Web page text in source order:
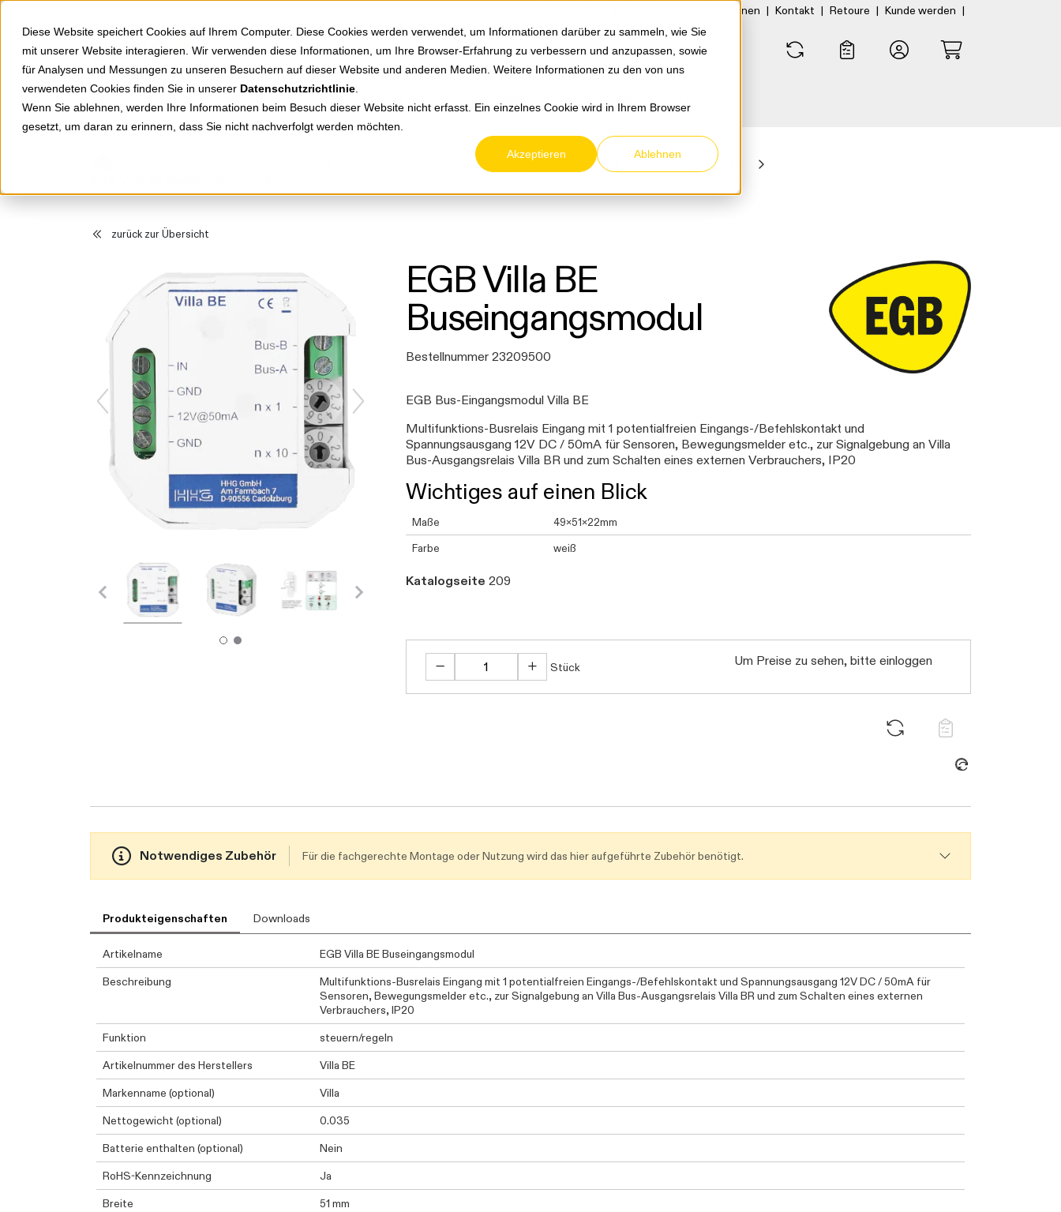
Diese Website speichert Cookies auf Ihrem Computer. Diese Cookies werden verwendet, um Informationen darüber zu sammeln, wie Sie
mit unserer Website interagieren. Wir verwenden diese Informationen, um Ihre Browser-Erfahrung zu verbessern und anzupassen, sowie
für Analysen und Messungen zu unseren Besuchern auf dieser Website und anderen Medien. Weitere Informationen zu den von uns
verwendeten Cookies finden Sie in unserer Datenschutzrichtlinie
Wenn Sie ablehnen, werden Ihre Informationen beim Besuch dieser Website nicht erfasst. Ein einzelnes Cookie wird in Ihrem Browser
gesetzt, um daran zu erinnern, dass Sie nicht nachverfolgt werden möchten.
Akzeptieren Ablehnen
Springe zu Hauptinhalt Ihre Ansprechpartner:innen | Kontakt | Retoure | Kunde werden |
Markenwelten Service & Retouren Karriere Über eltric
Tür-Sprechanlagen
EGB Hausautomation Villa
zurück zur Übersicht
EGB Villa BE
Buseingangsmodul
Bestellnummer 23209500
EGB Bus-Eingangsmodul Villa BE
Multifunktions-Busrelais Eingang mit 1 potentialfreien Eingangs-/Befehlskontakt und
Spannungsausgang 12V DC / 50mA für Sensoren, Bewegungsmelder etc., zur Signalgebung an Villa
Bus-Ausgangsrelais Villa BR und zum Schalten eines externen Verbrauchers, IP20
Wichtiges auf einen Blick
Maße 49x51x22mm
Farbe weiß
Katalogseite 209
Stück Um Preise zu sehen, bitte einloggen Daten werden geladen. Bitte warten...
Notwendiges Zubehör Für die fachgerechte Montage oder Nutzung wird das hier aufgeführte Zubehör benötigt.
Produkteigenschaften Downloads
Artikelname
EGB Villa BE Buseingangsmodul
Beschreibung
Multifunktions-Busrelais Eingang mit 1 potentialfreien Eingangs-/Befehlskontakt und Spannungsausgang 12V DC / 50mA für
Sensoren, Bewegungsmelder etc., zur Signalgebung an Villa Bus-Ausgangsrelais Villa BR und zum Schalten eines externen
Verbrauchers, IP20
Funktion
steuern/regeln
Artikelnummer des Herstellers
Villa BE
Markenname (optional)
Villa
Nettogewicht (optional)
0.035
Batterie enthalten (optional)
Nein
RoHS-Kennzeichnung
Ja
Breite
51 mm